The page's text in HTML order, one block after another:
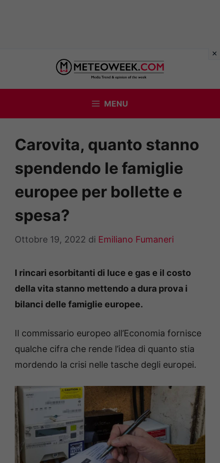
contenuto
MENU
Carovita, quanto stanno
spendendo le famiglie
europee per bollette e
spesa?
Ottobre 19, 2022 di Emiliano Fumaneri
I rincari esorbitanti di luce e gas e il costo
della vita stanno mettendo a dura prova i
bilanci delle famiglie europee.
Il commissario europeo all’Economia fornisce
qualche cifra che rende l’idea di quanto stia
mordendo la crisi nelle tasche degli europei.